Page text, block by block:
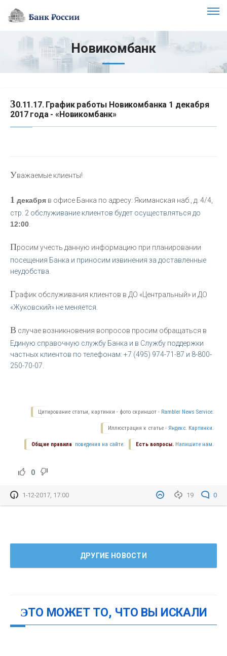
Новикомбанк
30.11.17. График работы Новикомбанка 1 декабря
2017 года - «Новикомбанк»
Уважаемые клиенты!
1 декабря в офисе Банка по адресу: Якиманская наб., д. 4/4,
стр. 2 обслуживание клиентов будет осуществляться до
12:00
Просим учесть данную информацию при планировании
посещения Банка и приносим извинения за доставленные
неудобства.
График обслуживания клиентов в ДО «Центральный» и ДО
«Жуковский» не меняется.
В случае возникновения вопросов просим обращаться в
Единую справочную службу Банка и в Службу поддержки
частных клиентов по телефонам: +7 (495) 974-71-87 и 8-800-
250-70-07.
Цитирование статьи, картинки - фото скриншот - Rambler News Service.
Иллюстрация к статье - Яндекс. Картинки.
Есть вопросы. Напишите нам.
Общие правила поведения на сайте.
0
19 0
1-12-2017, 17:00
ДРУГИЕ НОВОСТИ
ЭТО МОЖЕТ ТО, ЧТО ВЫ ИСКАЛИ